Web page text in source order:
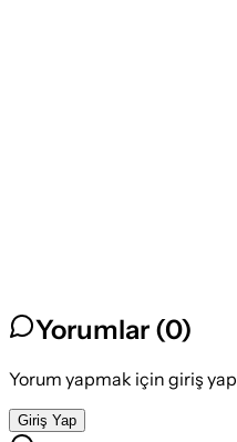
Yorumlar (0)
Yorum yapmak için giriş
Giriş Yap